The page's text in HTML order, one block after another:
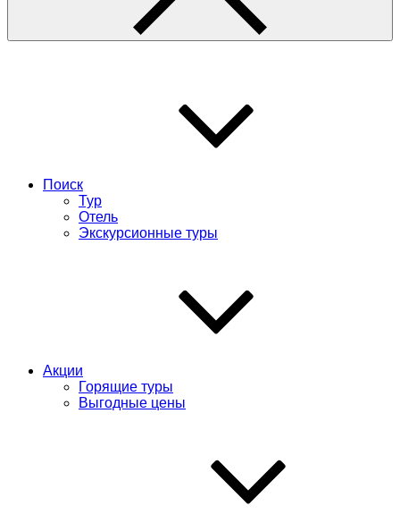
Поиск
Тур
Отель
Экскурсионные туры
Акции
Горящие туры
Выгодные цены